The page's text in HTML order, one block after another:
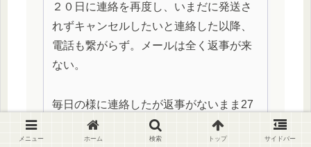
２０日に連絡を再度し、いまだに発送さ
れずキャンセルしたいと連絡した以降、
電話も繋がらず。メールは全く返事が来
ない。
毎日の様に連絡したが返事がないまま27
日に『在庫がある分発送しましょう
か？』急に連絡があり、『前からずっと
メニュー ホーム 検索 トップ サイドバー